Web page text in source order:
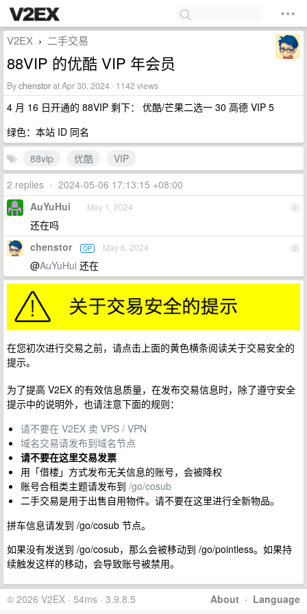
V2EX › 二手交易
88VIP 的优酷 VIP 年会员
Bychenstorat Apr 30, 2024 · 1142 views
4 月 16 日开通的 88VIP 剩下： 优酷/芒果二选一 30 高德 VIP 5
绿色：本站 ID 同名
88vip
优酷
VIP
2 replies • 2024-05-06 17:13:15 +08:00
1
AuYuHui May 1, 2024
还在吗
2
chenstor OP May 6, 2024
@AuYuHui 还在
在您初次进行交易之前，请点击上面的黄色横条阅读关于交易安全的
提示。
为了提高 V2EX 的有效信息质量，在发布交易信息时，除了遵守安全
提示中的说明外，也请注意下面的规则：
请不要在 V2EX 卖 VPS / VPN
域名交易请发布到域名节点
请不要在这里交易发票
用「借楼」方式发布无关信息的账号，会被降权
账号合租类主题请发布到 /go/cosub
二手交易是用于出售自用物件。请不要在这里进行全新物品。
拼车信息请发到 /go/cosub 节点。
如果没有发送到 /go/cosub，那么会被移动到 /go/pointless。如果持
续触发这样的移动，会导致账号被禁用。
About · Language
© 2026 V2EX · 54ms · 3.9.8.5